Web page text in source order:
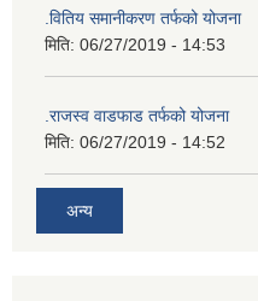
.वितिय समानीकरण तर्फको योजना
मिति: 06/27/2019 - 14:53
.राजस्व वाडफाड तर्फको योजना
मिति: 06/27/2019 - 14:52
अन्य